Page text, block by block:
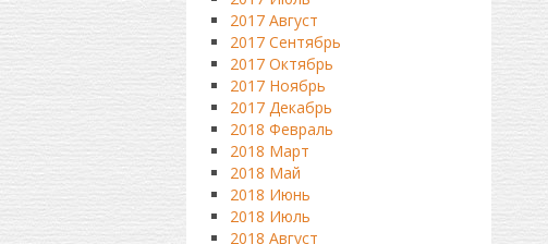
2017 Август
2017 Сентябрь
2017 Октябрь
2017 Ноябрь
2017 Декабрь
2018 Февраль
2018 Март
2018 Май
2018 Июнь
2018 Июль
2018 Август